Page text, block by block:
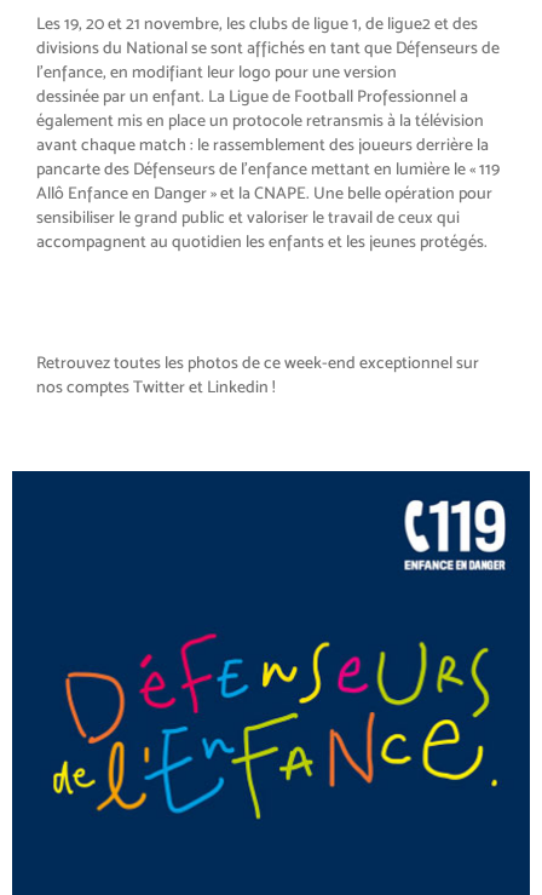
Les 19, 20 et 21 novembre, les clubsde ligue 1, de ligue2 et des
divisionsdu National se sont affichés en tant que Défenseurs de
l’enfance, en modifiant leur logo pour une version
dessinée par un enfant. La Ligue de Football Professionnela
également mis en place un protocole retransmis à la télévision
avant chaque match : le rassemblement des joueurs derrière la
pancarte des Défenseurs de l’enfance mettant en lumière le «119
Allô Enfance en Danger» et la CNAPE. Une belle opération pour
sensibiliser le grand public et valoriser le travail de ceux qui
accompagnent au quotidien les enfants et les jeunes protégés.
Retrouvez toutes les photos de ce week-end exceptionnel sur
nos comptes Twitter et Linkedin !